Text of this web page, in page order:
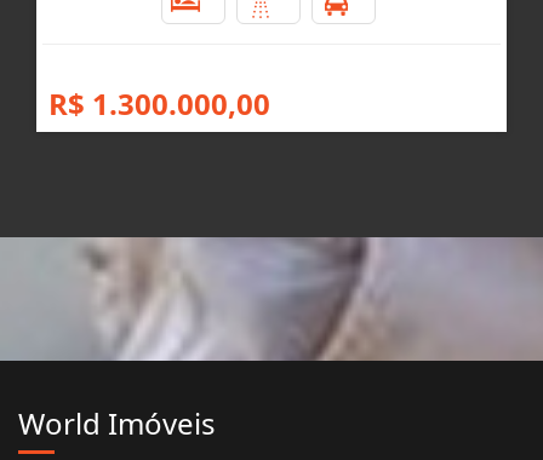
R$ 1.300.000,00
World Imóveis